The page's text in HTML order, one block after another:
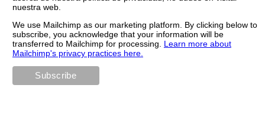
nuestra web.
We use Mailchimp as our marketing platform. By clicking below to
subscribe, you acknowledge that your information will be
transferred to Mailchimp for processing. Learn more about
Mailchimp's privacy practices here.